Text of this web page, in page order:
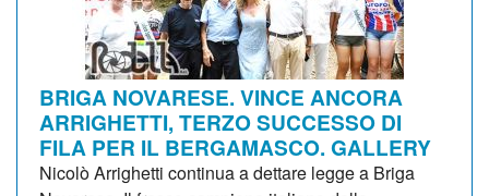
BRIGA NOVARESE. VINCE ANCORA
ARRIGHETTI, TERZO SUCCESSO DI
FILA PER IL BERGAMASCO. GALLERY
Nicolò Arrighetti continua a dettare legge a Briga